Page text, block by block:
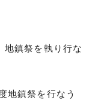
地鎮祭を執り行な
地鎮祭を行なう